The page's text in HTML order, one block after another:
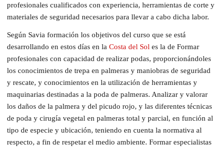
profesionales cualificados con experiencia, herramientas de corte y
materiales de seguridad necesarios para llevar a cabo dicha labor.
Según Savia formación los objetivos del curso que se está
desarrollando en estos días en la Costa del Sol es la de Formar
profesionales con capacidad de realizar podas, proporcionándoles
los conocimientos de trepa en palmeras y maniobras de seguridad
y rescate, y conocimientos en la utilización de herramientas y
maquinarias destinadas a la poda de palmeras. Analizar y valorar
los daños de la palmera y del picudo rojo, y las diferentes técnicas
de poda y cirugía vegetal en palmeras total y parcial, en función al
tipo de especie y ubicación, teniendo en cuenta la normativa al
respecto, a fin de respetar el medio ambiente. Formar especialistas